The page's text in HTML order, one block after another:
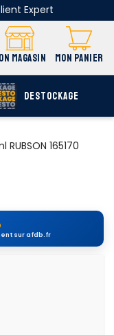
Expert
MAGASIN MON PANIER
DESTOCKAGE
165170
sur afdb.fr